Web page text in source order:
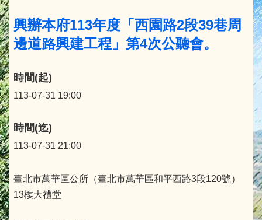
興辦本府113年度「西園路2段39巷周
邊道路興建工程」第4次公聽會。
時間(起)
113-07-31 19:00
時間(迄)
113-07-31 21:00
臺北市萬華區公所（臺北市萬華區和平西路3段120號）
13樓大禮堂